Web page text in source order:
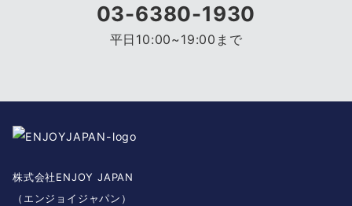
03-6380-1930
平日10:00~19:00まで
株式会社ENJOY JAPAN
（エンジョイジャパン）